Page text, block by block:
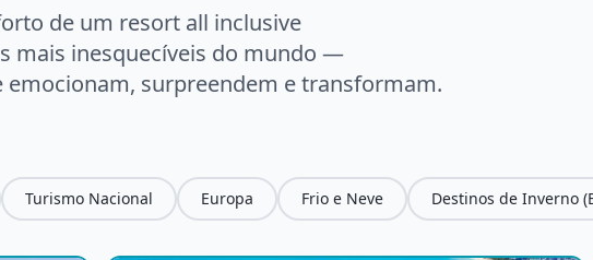
de um resort all inclusive
mais inesquecíveis do mundo —
emocionam, surpreendem e transformam.
Turismo Nacional Europa Frio e Neve Destinos de Inverno